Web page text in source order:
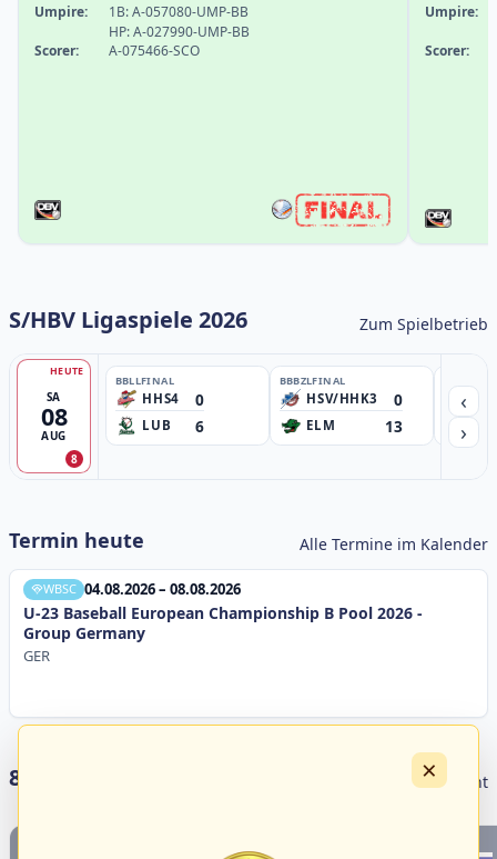
Umpire:
1B: A-057080-UMP-BB
HP: A-027990-UMP-BB
Scorer:
A-075466-SCO
Umpire:
Scorer:
S/HBV Ligaspiele 2026 Zum Spielbetrieb
SA
08
AUG
HEUTE
8
BBLLFINAL
HHS4 0
LUB 6
BBBZLFINAL
HSV/HHK3 0
ELM 13
‹
›
Termin heute Alle Termine im Kalender
WBSC 04.08.2026 – 08.08.2026
U-23 Baseball European Championship B Pool 2026 -
Group Germany
GER
8 Livestreams heute Livestream Übersicht
×